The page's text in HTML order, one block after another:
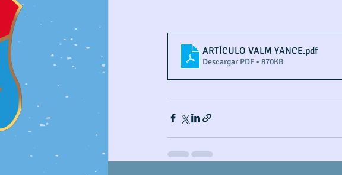
ARTÍCULO VALM YANCE.pdf
Descargar PDF • 870KB